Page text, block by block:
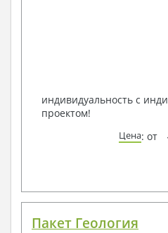
индивидуальность с
проектом!
Цена: от
Пакет Геология